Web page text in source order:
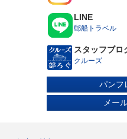
お申し込み時に保護者
医療器具をお持ち込み
出ください。診断書お
ります。
い。運航会社指定の診
す。
車いすなどの器具をご
のある方、身体障がい
犬）をお連れの方はお
た、車いすをご利用の
下船におけるお客様の
限を設けております。
LINE
郵船トラベル
スタッフブロ
クルーズ
パンフ
メー